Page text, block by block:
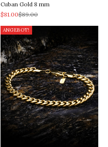
Cuban Gold 8 mm
REA-pris
$81.00Pris
$89.00
ANGEBOT!